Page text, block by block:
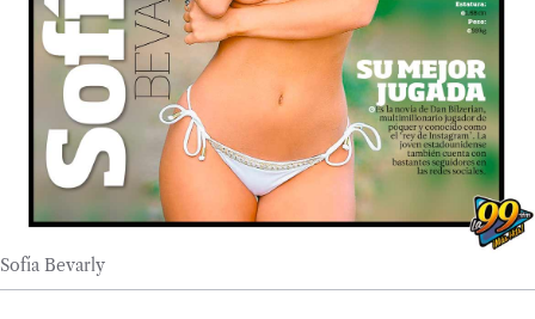
Sofía Bevarly